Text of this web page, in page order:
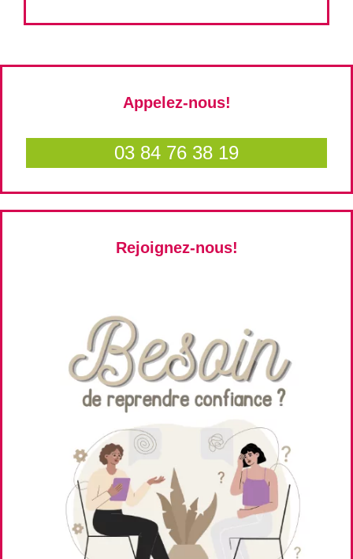
Appelez-nous!
03 84 76 38 19
Rejoignez-nous!